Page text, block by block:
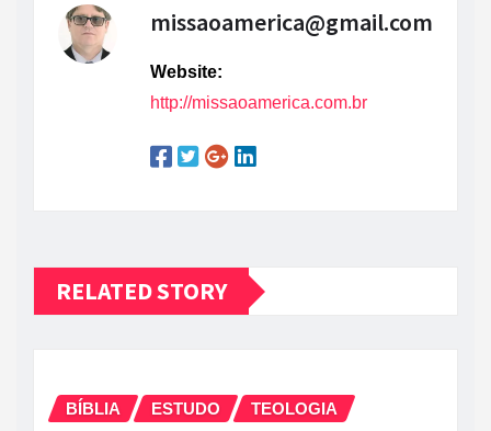
missaoamerica@gmail.com
Website:
http://missaoamerica.com.br
RELATED STORY
BÍBLIA ESTUDO TEOLOGIA